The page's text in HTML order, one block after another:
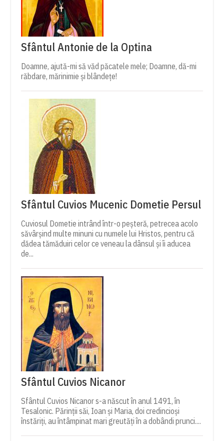
Sfântul Antonie de la Optina
Doamne, ajută-mi să văd păcatele mele; Doamne, dă-mi
răbdare, mărinimie şi blândeţe!
Sfântul Cuvios Mucenic Dometie Persul
Cuviosul Dometie intrând într-o peșteră, petrecea acolo
săvârșind multe minuni cu numele lui Hristos, pentru că
dădea tămăduiri celor ce veneau la dânsul și îi aducea
de...
Sfântul Cuvios Nicanor
Sfântul Cuvios Nicanor s-a născut în anul 1491, în
Tesalonic. Părinții săi, Ioan și Maria, doi credincioși
înstăriți, au întâmpinat mari greutăți în a dobândi prunci....